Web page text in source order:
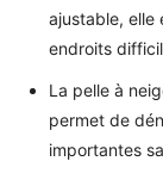
ajustable, elle
endroits
La pelle à
permet de
importantes